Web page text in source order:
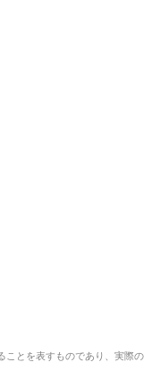
ことを表すものであり、実際の